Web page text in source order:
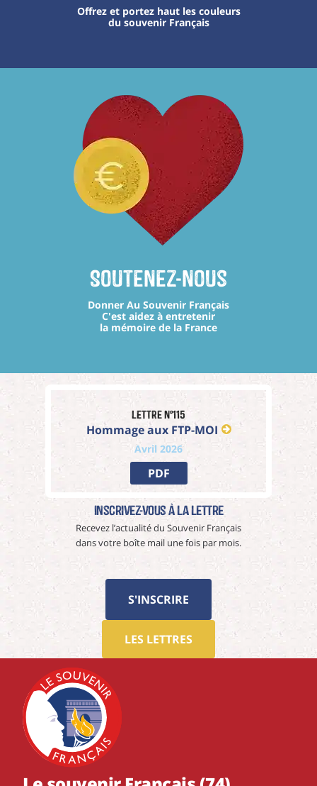
Offrez et portez haut les couleurs
du souvenir Français
Soutenez-nous
Donner Au Souvenir Français
C'est aidez à entretenir
la mémoire de la France
Lettre n°115
Hommage aux FTP-MOI
Avril 2026
PDF
Inscrivez-vous à La Lettre
Recevez l’actualité du Souvenir Français
dans votre boîte mail une fois par mois.
S'INSCRIRE
LES LETTRES